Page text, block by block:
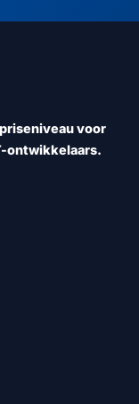
voor
ontwikkelaars.